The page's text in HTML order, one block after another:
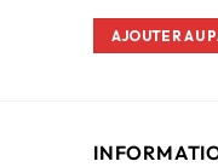
AJOUTER AU